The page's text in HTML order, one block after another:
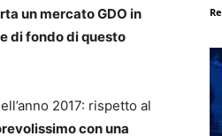
un mercato GDO in
di fondo di questo
2017: rispetto al
con una